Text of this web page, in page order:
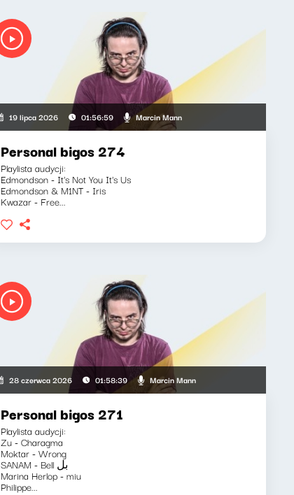
19 lipca 2026 01:56:59 Marcin Mann
Personal bigos 274
Playlista audycji:
Edmondson - It's Not You It's Us
Edmondson & M1NT - Iris
Kwazar - Free...
28 czerwca 2026 01:58:39 Marcin Mann
Personal bigos 271
Playlista audycji:
Zu - Charagma
Moktar - Wrong
SANAM - Bell بل
Marina Herlop - miu
Philippe...